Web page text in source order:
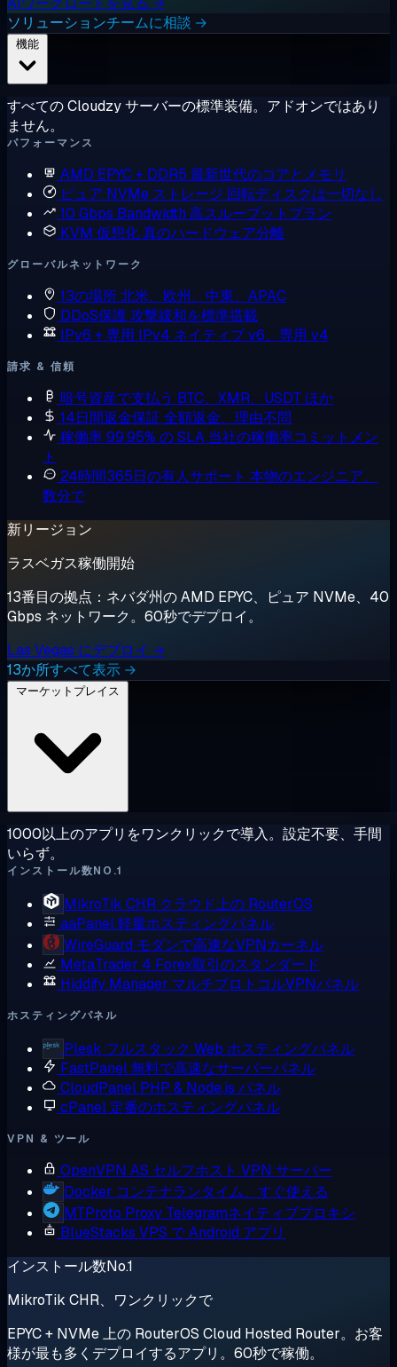
ソリューションチームに相談 →
すべての Cloudzy サーバーの標準装備。アドオンではあり
ません。
パフォーマンス
AMD EPYC + DDR5 最新世代のコアとメモリ
ピュア NVMe ストレージ 回転ディスクは一切なし
10 Gbps Bandwidth 高スループットプラン
KVM 仮想化真のハードウェア分離
グローバルネットワーク
13の場所北米、欧州、中東、APAC
DDoS保護攻撃緩和を標準搭載
IPv6 + 専用 IPv4 ネイティブ v6、専用 v4
請求 & 信頼
暗号資産で支払う BTC、XMR、USDT ほか
14日間返金保証 全額返金、理由不問
稼働率 99.95% の SLA 当社の稼働率コミットメン
ト
24時間365日の有人サポート 本物のエンジニア、
数分で
新リージョン
ラスベガス稼働開始
13番目の拠点：ネバダ州の AMD EPYC、ピュア NVMe、40
Gbps ネットワーク。60秒でデプロイ。
Las Vegas にデプロイ →
13か所すべて表示 →
1000以上のアプリをワンクリックで導入。設定不要、手間
いらず。
インストール数NO.1
MikroTik CHR クラウド上の RouterOS
aaPanel軽量ホスティングパネル
WireGuard モダンで高速なVPNカーネル
MetaTrader 4 Forex取引のスタンダード
Hiddify Manager マルチプロトコルVPNパネル
ホスティングパネル
Plesk フルスタック Web ホスティングパネル
FastPanel無料で高速なサーバーパネル
CloudPanel PHP & Node.js パネル
cPanel 定番のホスティングパネル
VPN & ツール
OpenVPN AS セルフホスト VPN サーバー
Docker コンテナランタイム、すぐ使える
MTProto Proxy Telegramネイティブプロキシ
BlueStacks VPS で Android アプリ
インストール数No.1
MikroTik CHR、ワンクリックで
EPYC + NVMe 上の RouterOS Cloud Hosted Router。お客
様が最も多くデプロイするアプリ。60秒で稼働。